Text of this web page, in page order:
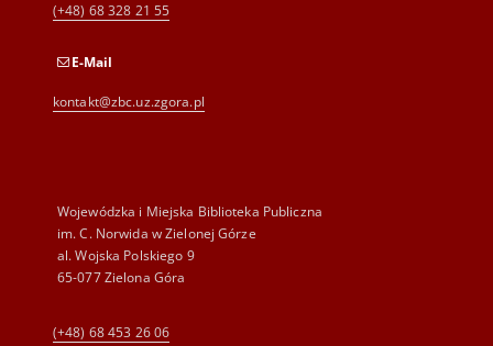
(+48) 68 328 21 55
E-Mail
kontakt@zbc.uz.zgora.pl
Wojewódzka i Miejska Biblioteka Publiczna
im. C. Norwida w Zielonej Górze
al. Wojska Polskiego 9
65-077 Zielona Góra
(+48) 68 453 26 06